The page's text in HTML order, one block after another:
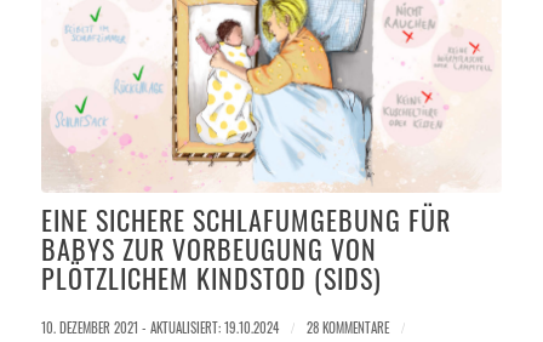
EINE SICHERE SCHLAFUMGEBUNG FÜR
BABYS ZUR VORBEUGUNG VON
PLÖTZLICHEM KINDSTOD (SIDS)
10. DEZEMBER 2021 - AKTUALISIERT: 19.10.2024 / 28 KOMMENTARE
/